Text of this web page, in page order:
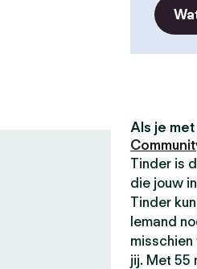
Als je
Tinder is
die jouw
Tinder
Iemand
jij. Met 55